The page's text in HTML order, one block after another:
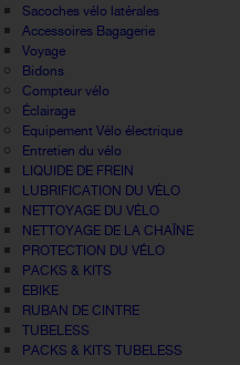
Sacoches vélo latérales
Accessoires Bagagerie
Voyage
Bidons
Compteur vélo
Éclairage
Equipement Vélo électrique
Entretien du vélo
LIQUIDE DE FREIN
LUBRIFICATION DU VÉLO
NETTOYAGE DU VÉLO
NETTOYAGE DE LA CHAÎNE
PROTECTION DU VÉLO
PACKS & KITS
EBIKE
RUBAN DE CINTRE
TUBELESS
PACKS & KITS TUBELESS